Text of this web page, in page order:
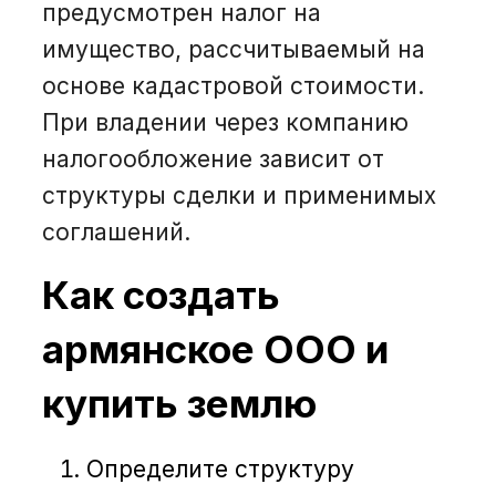
предусмотрен налог на
имущество, рассчитываемый на
основе кадастровой стоимости.
При владении через компанию
налогообложение зависит от
структуры сделки и применимых
соглашений.
Как создать
армянское ООО и
купить землю
Определите структуру